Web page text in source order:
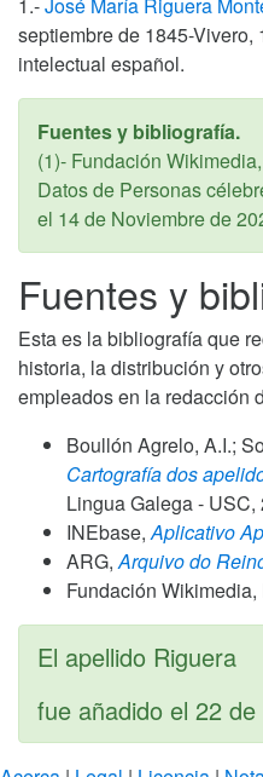
septiembre de 1845-Vivero,
intelectual español.
Fuentes y bibliografía.
(1)- Fundación
Datos de Personas
el 14 de Noviembre de
Fuentes y
Esta es la bibliografía que
historia, la distribución y
empleados en la redacción
Boullón Agrelo, A.I.;
Cartografía dos
Lingua Galega - USC,
INEbase, Aplicativo
ARG, Arquivo do
Fundación Wikimedia,
El apellido Riguera
fue añadido el 22